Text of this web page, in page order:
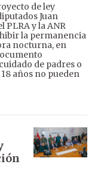
de ley
Juan
PLRA y la ANR
la permanencia
nocturna, en
de padres o
años no pueden